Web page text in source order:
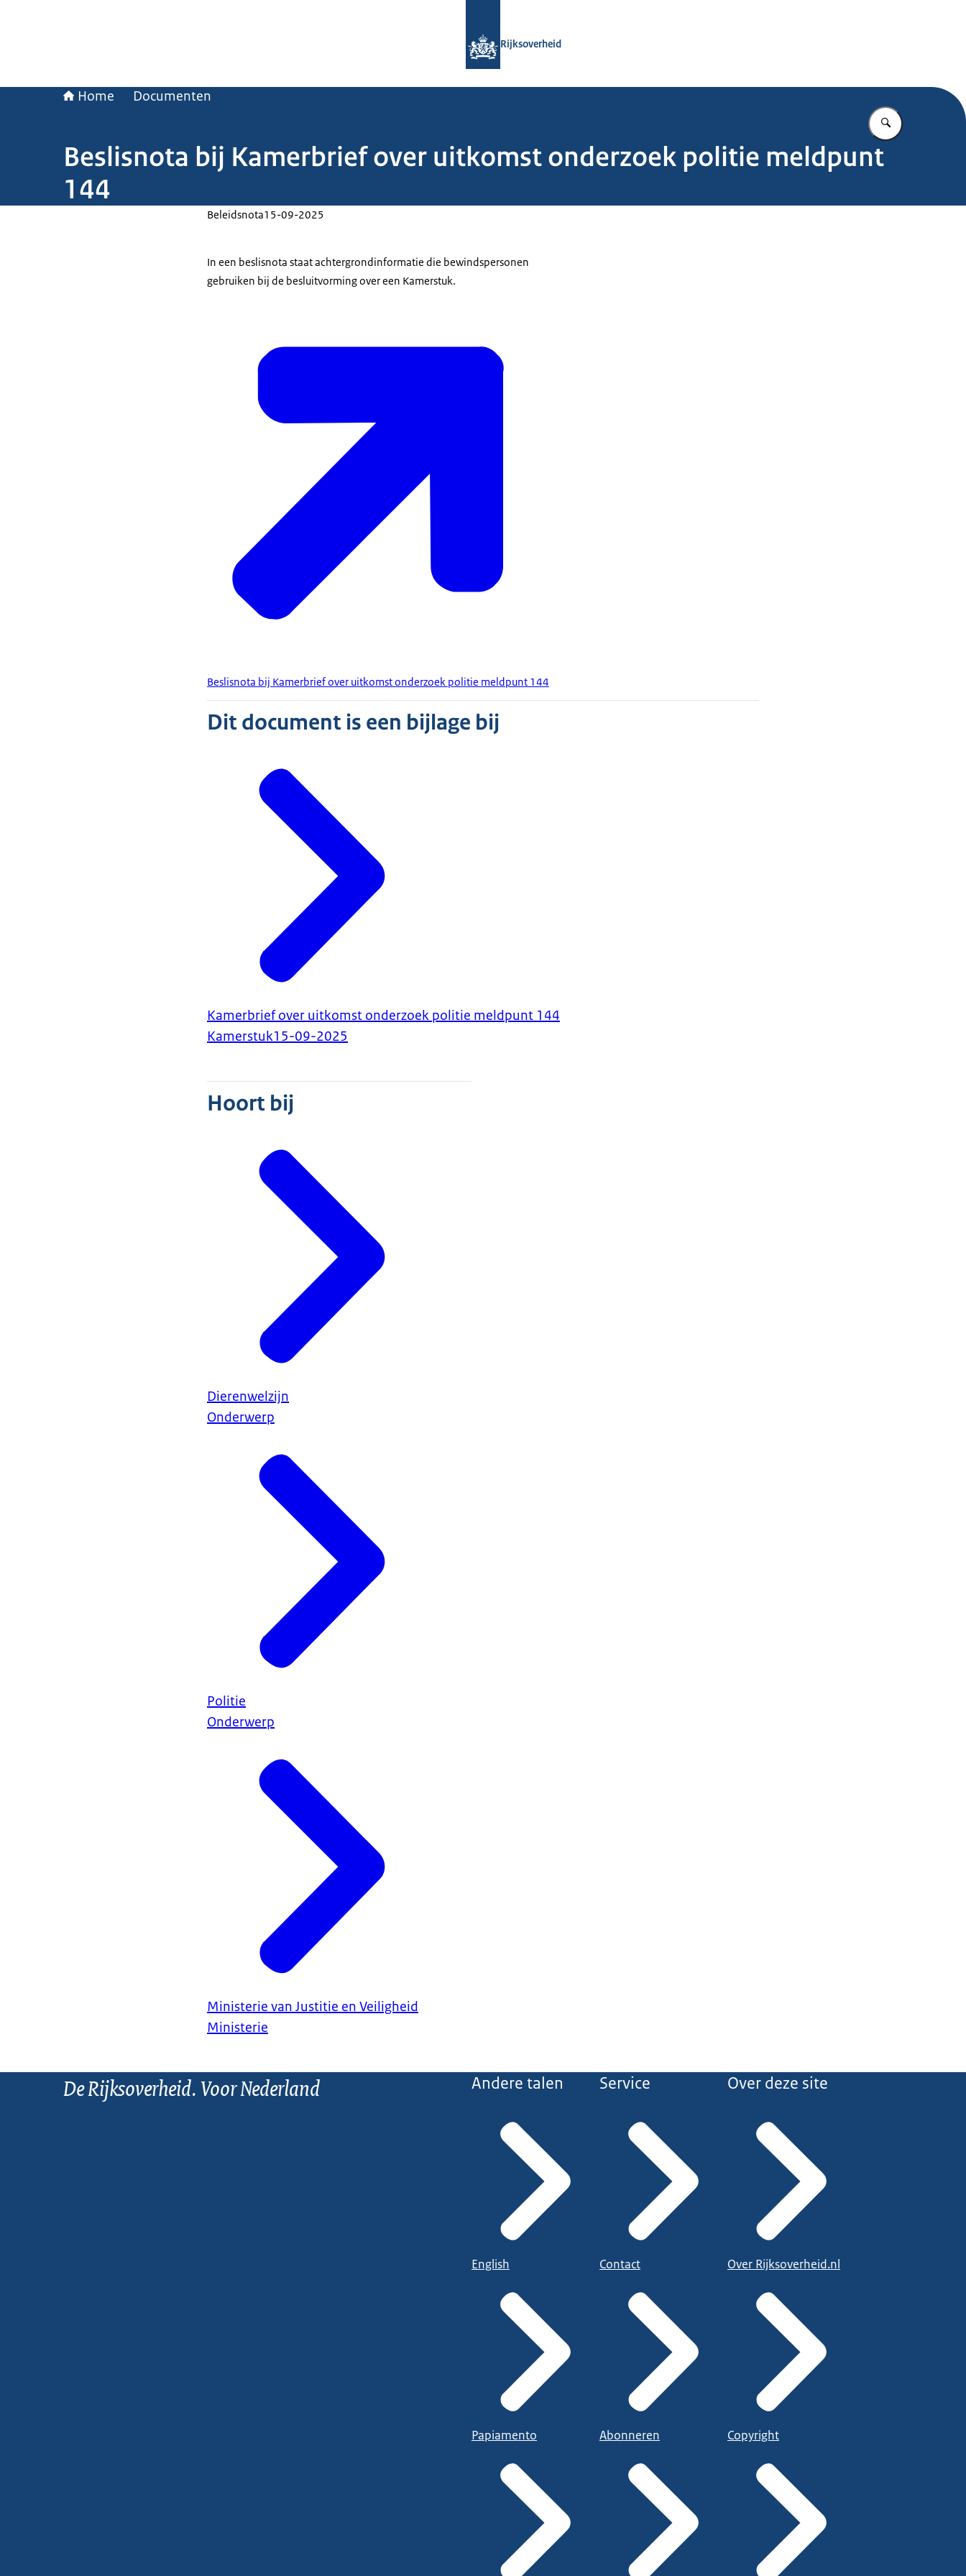
Rijksoverheid
Home Documenten
Vul in wat u
Beslisnota bij Kamerbrief over uitkomst onderzoek politie meldpunt
144
Beleidsnota15-09-2025
In een beslisnota staat achtergrondinformatie die bewindspersonen
gebruiken bij de besluitvorming over een Kamerstuk.
Beslisnota bij Kamerbrief over uitkomst onderzoek politie meldpunt 144
Dit document is een bijlage bij
Kamerbrief over uitkomst onderzoek politie meldpunt 144
Kamerstuk15-09-2025
Hoort bij
Dierenwelzijn
Onderwerp
Politie
Onderwerp
Ministerie van Justitie en Veiligheid
Ministerie
De Rijksoverheid. Voor Nederland Andere talen
English
Papiamento
Service
Contact
Abonneren
Over deze site
Over Rijksoverheid.nl
Copyright